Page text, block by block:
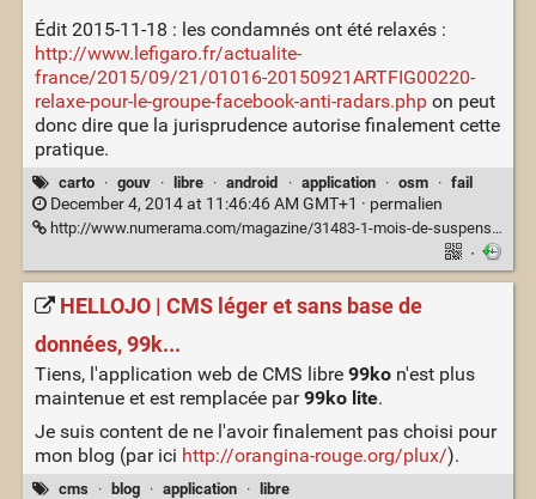
Édit 2015-11-18 : les condamnés ont été relaxés :
http://www.lefigaro.fr/actualite-
france/2015/09/21/01016-20150921ARTFIG00220-
relaxe-pour-le-groupe-facebook-anti-radars.phpon peut
donc dire que la jurisprudence autorise finalement cette
pratique.
carto · gouv · libre · android · application · osm · fail
December 4, 2014 at 11:46:46 AM GMT+1 · permalien
http://www.numerama.com/magazine/31483-1-mois-de-suspension-de-permis-pour-le-signalement-de-radars-sur-facebook.html
·
HELLOJO | CMS léger et sans base de
données, 99k...
Tiens, l'application web de CMS libre 99kon'est plus
maintenue et est remplacée par99ko lite.
Je suis content de ne l'avoir finalement pas choisi pour
mon blog (par ici http://orangina-rouge.org/plux/).
cms · blog · application · libre